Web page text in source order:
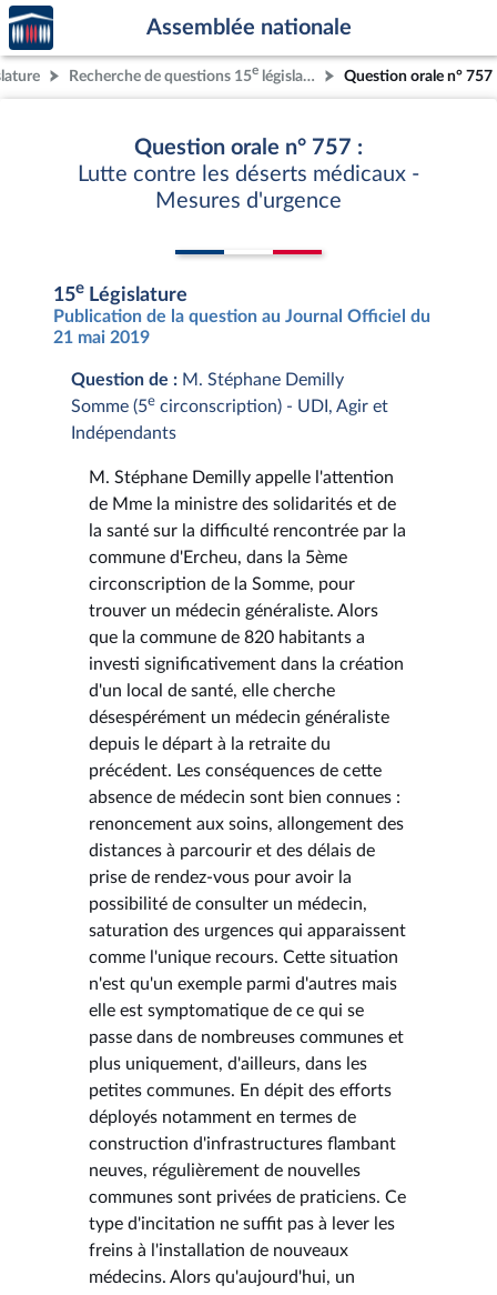
Aller au contenu
Aller en bas de la page
Accèder
à la
page
d'accueil
Assemblée nationale
Recherche de questions 15e législature Question orale n° 757
Question orale n° 757 :
Lutte contre les déserts médicaux -
Mesures d'urgence
15e Législature
Publication de la question au Journal Officiel du
21 mai 2019
Question de : M. Stéphane Demilly
Somme (5e circonscription) - UDI, Agir et
Indépendants
M. Stéphane Demilly appelle l'attention
de Mme la ministre des solidarités et de
la santé sur la difficulté rencontrée par la
commune d'Ercheu, dans la 5ème
circonscription de la Somme, pour
trouver un médecin généraliste. Alors
que la commune de 820 habitants a
investi significativement dans la création
d'un local de santé, elle cherche
désespérément un médecin généraliste
depuis le départ à la retraite du
précédent. Les conséquences de cette
absence de médecin sont bien connues :
renoncement aux soins, allongement des
distances à parcourir et des délais de
prise de rendez-vous pour avoir la
possibilité de consulter un médecin,
saturation des urgences qui apparaissent
comme l'unique recours. Cette situation
n'est qu'un exemple parmi d'autres mais
elle est symptomatique de ce qui se
passe dans de nombreuses communes et
plus uniquement, d'ailleurs, dans les
petites communes. En dépit des efforts
déployés notamment en termes de
construction d'infrastructures flambant
neuves, régulièrement de nouvelles
communes sont privées de praticiens. Ce
type d'incitation ne suffit pas à lever les
freins à l'installation de nouveaux
médecins. Alors qu'aujourd'hui, un